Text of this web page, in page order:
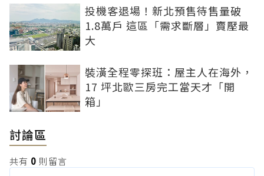
投機客退場！新北預售待售量破
1.8萬戶 這區「需求斷層」賣壓最
大
裝潢全程零探班：屋主人在海外，
17 坪北歐三房完工當天才「開
箱」
討論區
共有 0 則留言